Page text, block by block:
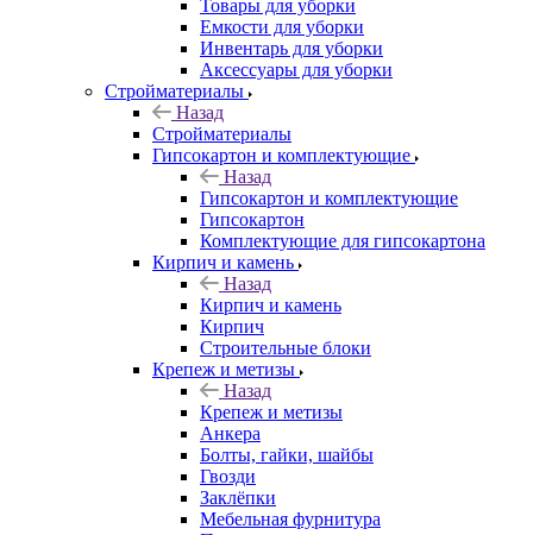
Товары для уборки
Емкости для уборки
Инвентарь для уборки
Аксессуары для уборки
Стройматериалы
Назад
Стройматериалы
Гипсокартон и комплектующие
Назад
Гипсокартон и комплектующие
Гипсокартон
Комплектующие для гипсокартона
Кирпич и камень
Назад
Кирпич и камень
Кирпич
Строительные блоки
Крепеж и метизы
Назад
Крепеж и метизы
Анкера
Болты, гайки, шайбы
Гвозди
Заклёпки
Мебельная фурнитура